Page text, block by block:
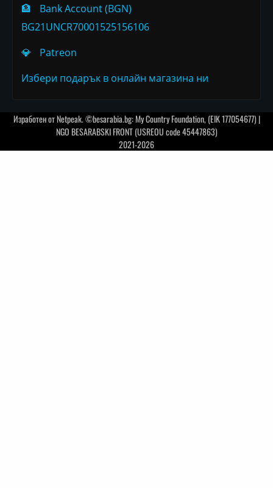
🏦
Bank Account (BGN)
BG21UNCR70001525156106
💎
Patreon
Избери подарък в онлайн магазина ни
Изработен отNetpeak. ©besarabia.bg: My Country Foundation, (EIK 177054677) |
NGO BESARABSKI FRONT (USREOU code 45447863)
2021-2026